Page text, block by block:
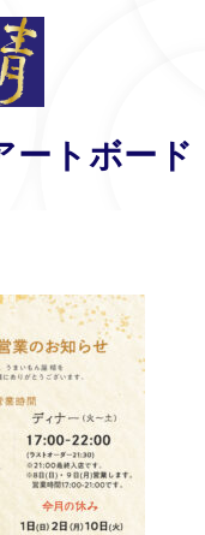
ートボード